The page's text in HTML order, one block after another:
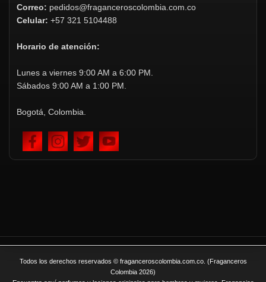
Correo: pedidos@fraganceroscolombia.com.co
Celular: +57 321 5104488
Horario de atención:
Lunes a viernes 9:00 AM a 6:00 PM.
Sábados 9:00 AM a 1:00 PM.
Bogotá, Colombia.
Todos los derechos reservados © fraganceroscolombia.com.co. (Fraganceros
Colombia 2026)